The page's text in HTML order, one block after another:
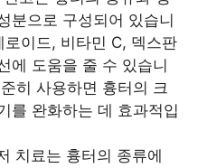
분으로 구성되어 있습니
이드, 비타민 C, 덱스판
에 도움을 줄 수 있습니
히 사용하면 흉터의 크
를 완화하는 데 효과적입
치료는 흉터의 종류에